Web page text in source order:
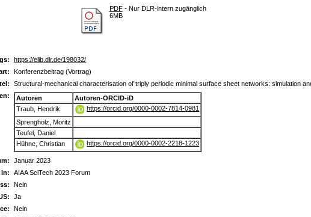
PDF- Nur DLR-intern zugänglich
6MB
https://elib.dlr.de/198032/
Konferenzbeitrag (Vortrag)
Structural-mechanical characterisation of triply periodic minimal surface sheet networks: simulation
Autoren
Autoren-ORCID-iD
Traub, Hendrik
https://orcid.org/0000-0002-7814-0981
Sprengholz, Moritz
Teufel, Daniel
Hühne, Christian
https://orcid.org/0000-0002-2218-1223
Januar 2023
in:
AIAA SciTech 2023 Forum
Nein
Ja
Nein